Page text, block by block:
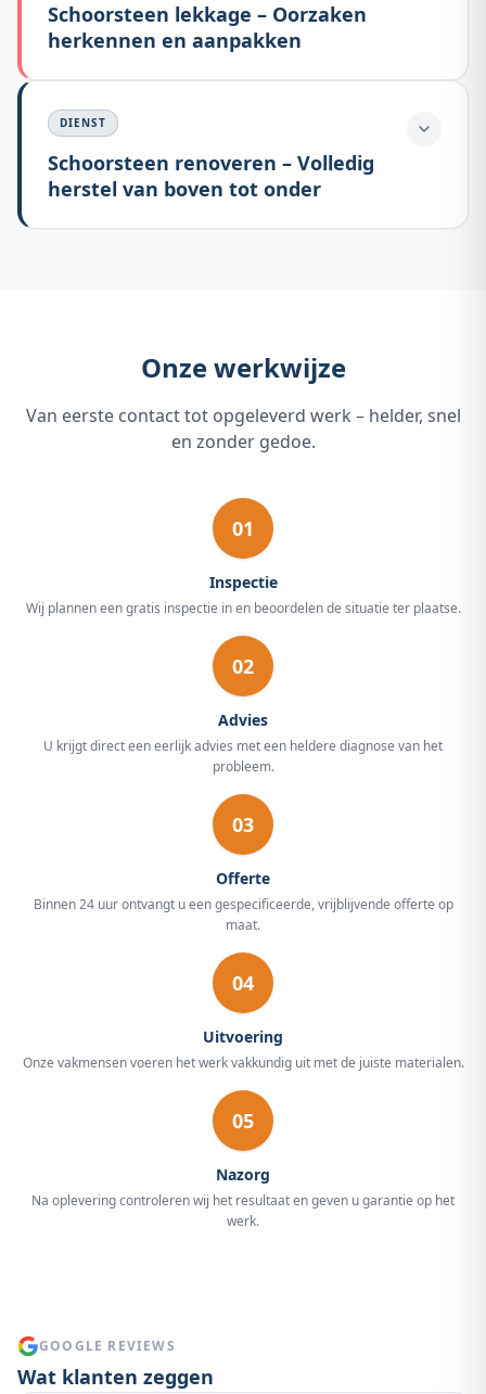
Schoorsteen lekkage – Oorzaken
herkennen en aanpakken
DIENST
Schoorsteen renoveren – Volledig
herstel van boven tot onder
Onze werkwijze
Van eerste contact tot opgeleverd werk – helder, snel
en zonder gedoe.
01
Inspectie
Wij plannen een gratis inspectie in en beoordelen de situatie ter plaatse.
02
Advies
U krijgt direct een eerlijk advies met een heldere diagnose van het
probleem.
03
Offerte
Binnen 24 uur ontvangt u een gespecificeerde, vrijblijvende offerte op
maat.
04
Uitvoering
Onze vakmensen voeren het werk vakkundig uit met de juiste materialen.
05
Nazorg
Na oplevering controleren wij het resultaat en geven u garantie op het
werk.
GOOGLE REVIEWS
Wat klanten zeggen